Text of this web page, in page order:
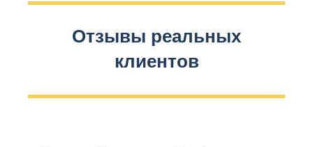
Отзывы реальных
клиентов